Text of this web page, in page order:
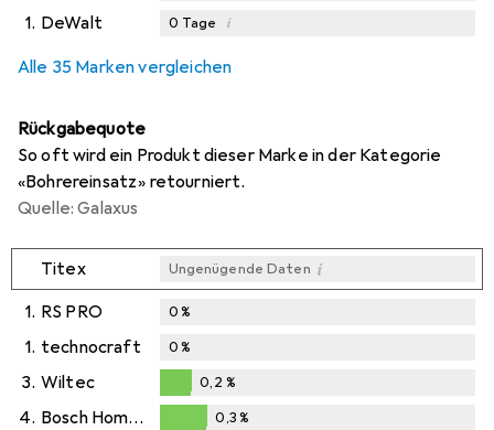
1. DeWalt 0 Tage i
Alle 35 Marken vergleichen
Rückgabequote
So oft wird ein Produkt dieser Marke in der Kategorie
«Bohrereinsatz» retourniert.
Quelle: Galaxus
Titex Ungenügende Daten i
1. RS PRO 0%
1. technocraft 0%
3. Wiltec
0,2%
0,2 %
4. Bosch Home & Garden 0,3%